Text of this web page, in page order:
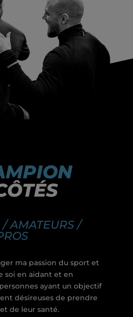
AMATEURS /
ma passion du sport et
soi en aidant et en
ayant un objectif
désireuses de prendre
de leur santé.